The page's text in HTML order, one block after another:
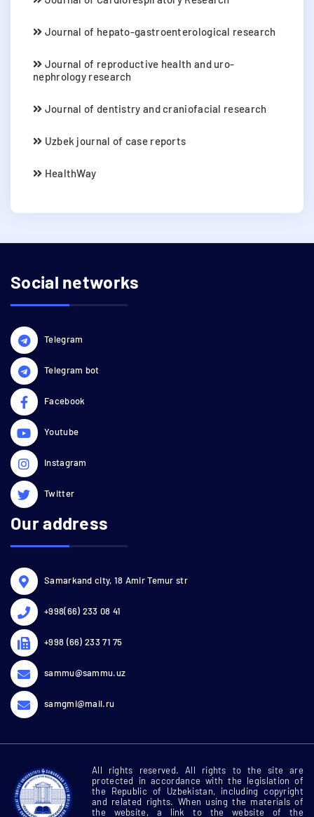
Journal of hepato-gastroenterological research
Journal of reproductive health and uro-
nephrology research
Journal of dentistry and craniofacial research
Uzbek journal of case reports
HealthWay
Social networks
Telegram
Telegram bot
Facebook
Youtube
Instagram
Twitter
Our address
Samarkand city, 18 Amir Temur str
+998(66) 233 08 41
+998 (66) 233 71 75
sammu@sammu.uz
samgmi@mail.ru
All rights reserved. All rights to the site are
protected in accordance with the legislation of
the Republic of Uzbekistan, including copyright
and related rights. When using the materials of
the website, a link to the website of the